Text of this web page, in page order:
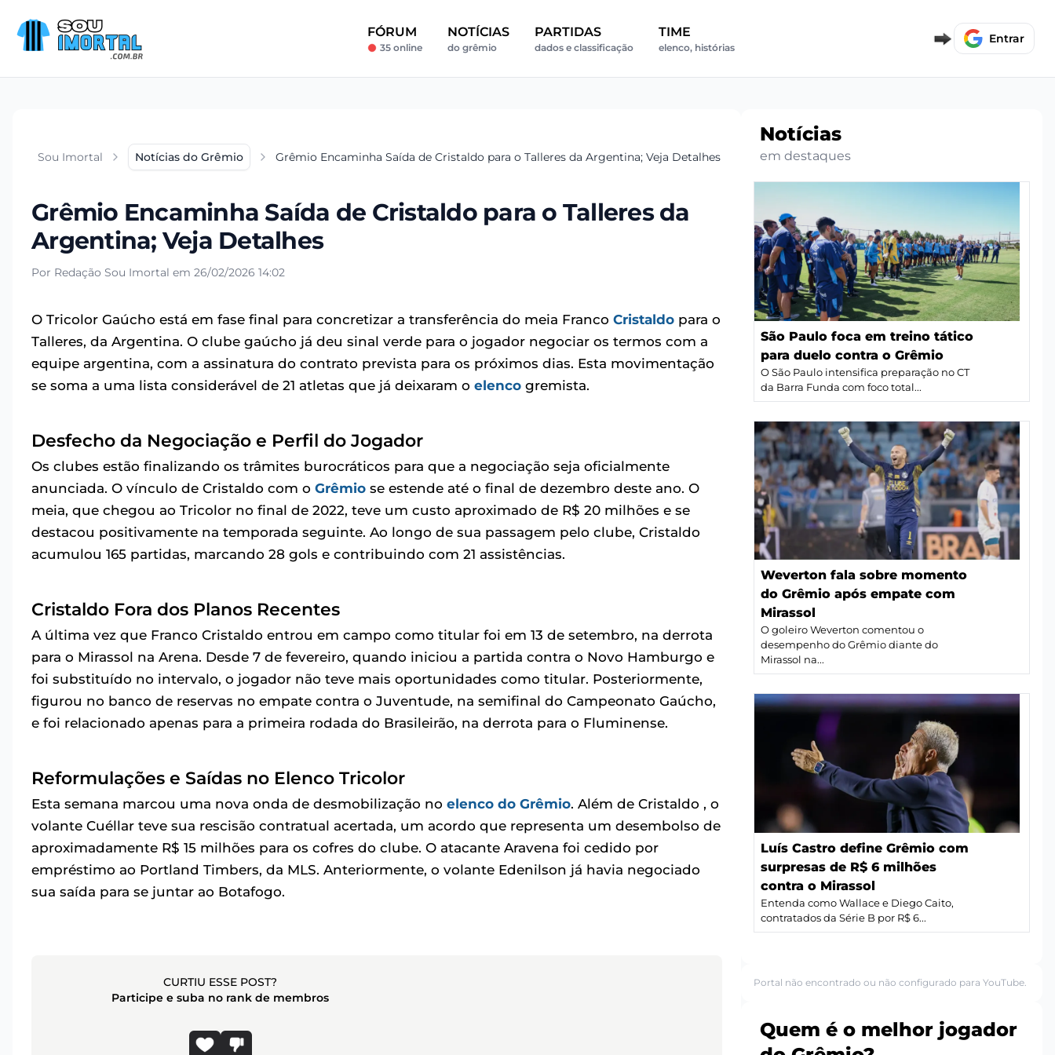
FÓRUM
35 online
NOTÍCIAS
do grêmio
PARTIDAS
dados e classificação
TIME
elenco, histórias
Entrar
Sou Imortal Notícias do Grêmio Grêmio Encaminha Saída de Cristaldo para o Talleres da Argentina; Veja Detalhes
Grêmio Encaminha Saída de Cristaldo para o Talleres da
Argentina; Veja Detalhes
Por Redação Sou Imortal em 26/02/2026 14:02
O Tricolor Gaúcho está em fase final para concretizar a transferência do meia Franco Cristaldo para o
Talleres, da Argentina. O clube gaúcho já deu sinal verde para o jogador negociar os termos com a
equipe argentina, com a assinatura do contrato prevista para os próximos dias. Esta movimentação
se soma a uma lista considerável de 21 atletas que já deixaram o elenco gremista.
Desfecho da Negociação e Perfil do Jogador
Os clubes estão finalizando os trâmites burocráticos para que a negociação seja oficialmente
anunciada. O vínculo de Cristaldo com o Grêmio se estende até o final de dezembro deste ano. O
meia, que chegou ao Tricolor no final de 2022, teve um custo aproximado de R$ 20 milhões e se
destacou positivamente na temporada seguinte. Ao longo de sua passagem pelo clube, Cristaldo
acumulou 165 partidas, marcando 28 gols e contribuindo com 21 assistências.
Cristaldo Fora dos Planos Recentes
A última vez que Franco Cristaldo entrou em campo como titular foi em 13 de setembro, na derrota
para o Mirassol na Arena. Desde 7 de fevereiro, quando iniciou a partida contra o Novo Hamburgo e
foi substituído no intervalo, o jogador não teve mais oportunidades como titular. Posteriormente,
figurou no banco de reservas no empate contra o Juventude, na semifinal do Campeonato Gaúcho,
e foi relacionado apenas para a primeira rodada do Brasileirão, na derrota para o Fluminense.
Reformulações e Saídas no Elenco Tricolor
Esta semana marcou uma nova onda de desmobilização no elenco do Grêmio. Além de Cristaldo , o
volante Cuéllar teve sua rescisão contratual acertada, um acordo que representa um desembolso de
aproximadamente R$ 15 milhões para os cofres do clube. O atacante Aravena foi cedido por
empréstimo ao Portland Timbers, da MLS. Anteriormente, o volante Edenilson já havia negociado
sua saída para se juntar ao Botafogo.
CURTIU ESSE POST?
Participe e suba no rank de membros
Notícias
em destaques
São Paulo foca em treino tático
para duelo contra o Grêmio
O São Paulo intensifica preparação no CT
da Barra Funda com foco total...
Weverton fala sobre momento
do Grêmio após empate com
Mirassol
O goleiro Weverton comentou o
desempenho do Grêmio diante do
Mirassol na...
Luís Castro define Grêmio com
surpresas de R$ 6 milhões
contra o Mirassol
Entenda como Wallace e Diego Caito,
contratados da Série B por R$ 6...
Portal não encontrado ou não configurado para YouTube.
Quem é o melhor jogador